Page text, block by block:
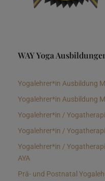
WAY Yoga
Yogalehrer*in Ausbildung
Yogalehrer*in Ausbildung
Yogalehrer*in /
Yogalehrer*in /
Yogalehrer*in /
AYA
Prä- und Postnatal